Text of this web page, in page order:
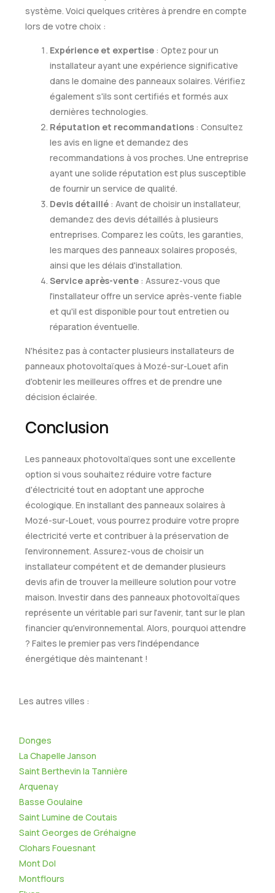
système. Voici quelques critères à prendre en compte
lors de votre choix :
Expérience et expertise : Optez pour un
installateur ayant une expérience significative
dans le domaine des panneaux solaires. Vérifiez
également s'ils sont certifiés et formés aux
dernières technologies.
Réputation et recommandations : Consultez
les avis en ligne et demandez des
recommandations à vos proches. Une entreprise
ayant une solide réputation est plus susceptible
de fournir un service de qualité.
Devis détaillé : Avant de choisir un installateur,
demandez des devis détaillés à plusieurs
entreprises. Comparez les coûts, les garanties,
les marques des panneaux solaires proposés,
ainsi que les délais d'installation.
Service après-vente : Assurez-vous que
l'installateur offre un service après-vente fiable
et qu'il est disponible pour tout entretien ou
réparation éventuelle.
N'hésitez pas à contacter plusieurs installateurs de
panneaux photovoltaïques à Mozé-sur-Louet afin
d'obtenir les meilleures offres et de prendre une
décision éclairée.
Conclusion
Les panneaux photovoltaïques sont une excellente
option si vous souhaitez réduire votre facture
d'électricité tout en adoptant une approche
écologique. En installant des panneaux solaires à
Mozé-sur-Louet, vous pourrez produire votre propre
électricité verte et contribuer à la préservation de
l'environnement. Assurez-vous de choisir un
installateur compétent et de demander plusieurs
devis afin de trouver la meilleure solution pour votre
maison. Investir dans des panneaux photovoltaïques
représente un véritable pari sur l'avenir, tant sur le plan
financier qu'environnemental. Alors, pourquoi attendre
? Faites le premier pas vers l'indépendance
énergétique dès maintenant !
Les autres villes :
Donges
La Chapelle Janson
Saint Berthevin la Tannière
Arquenay
Basse Goulaine
Saint Lumine de Coutais
Saint Georges de Gréhaigne
Clohars Fouesnant
Mont Dol
Montflours